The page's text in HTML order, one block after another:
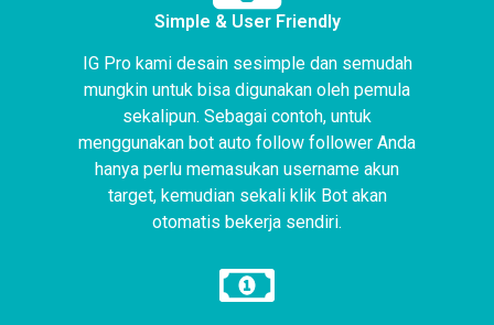
Simple & User Friendly
IG Pro kami desain sesimple dan semudah
mungkin untuk bisa digunakan oleh pemula
sekalipun. Sebagai contoh, untuk
menggunakan bot auto follow follower Anda
hanya perlu memasukan username akun
target, kemudian sekali klik Bot akan
otomatis bekerja sendiri.